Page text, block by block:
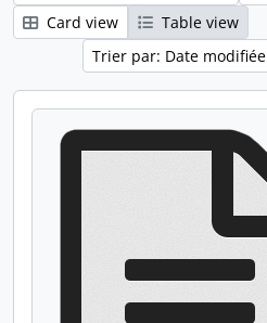
Card view
Table view
Trier par: Date modifiée